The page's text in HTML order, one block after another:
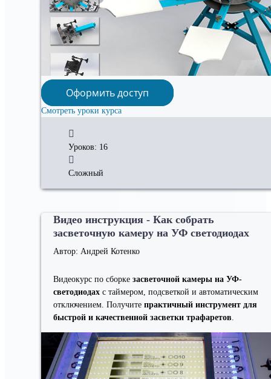
Уроков: 16
Сложный
Оформить доступ
Смотреть уроки курса
Видео инструкция - Как собрать
засветочную камеру на УФ светодиодах
Автор: Андрей Котенко
Видеокурс по сборке засветочной камеры на УФ-
светодиодах с таймером, подсветкой и автоматическим
отключением. Получите практичный инструмент для
быстрой и качественной засветки трафаретов